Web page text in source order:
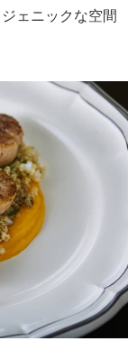
ェニックな空間